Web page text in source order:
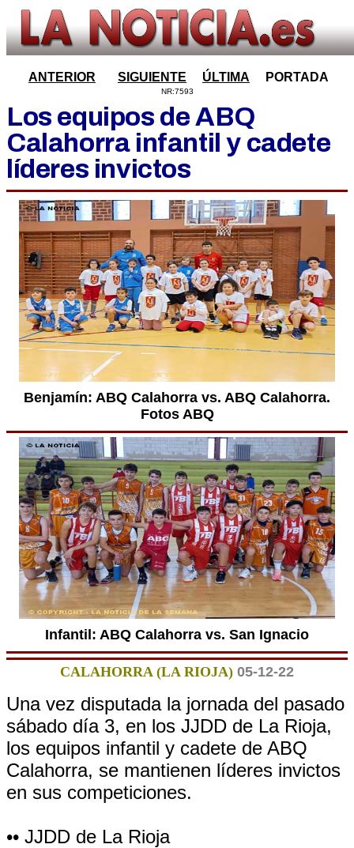
ANTERIOR SIGUIENTE ÚLTIMA PORTADA
NR:7593
Los equipos de ABQ
Calahorra infantil y cadete
líderes invictos
Benjamín: ABQ Calahorra vs. ABQ Calahorra.
Fotos ABQ
Infantil: ABQ Calahorra vs. San Ignacio
CALAHORRA (LA RIOJA) 05-12-22
Una vez disputada la jornada del pasado
sábado día 3, en los JJDD de La Rioja,
los equipos infantil y cadete de ABQ
Calahorra, se mantienen líderes invictos
en sus competiciones.
•• JJDD de La Rioja